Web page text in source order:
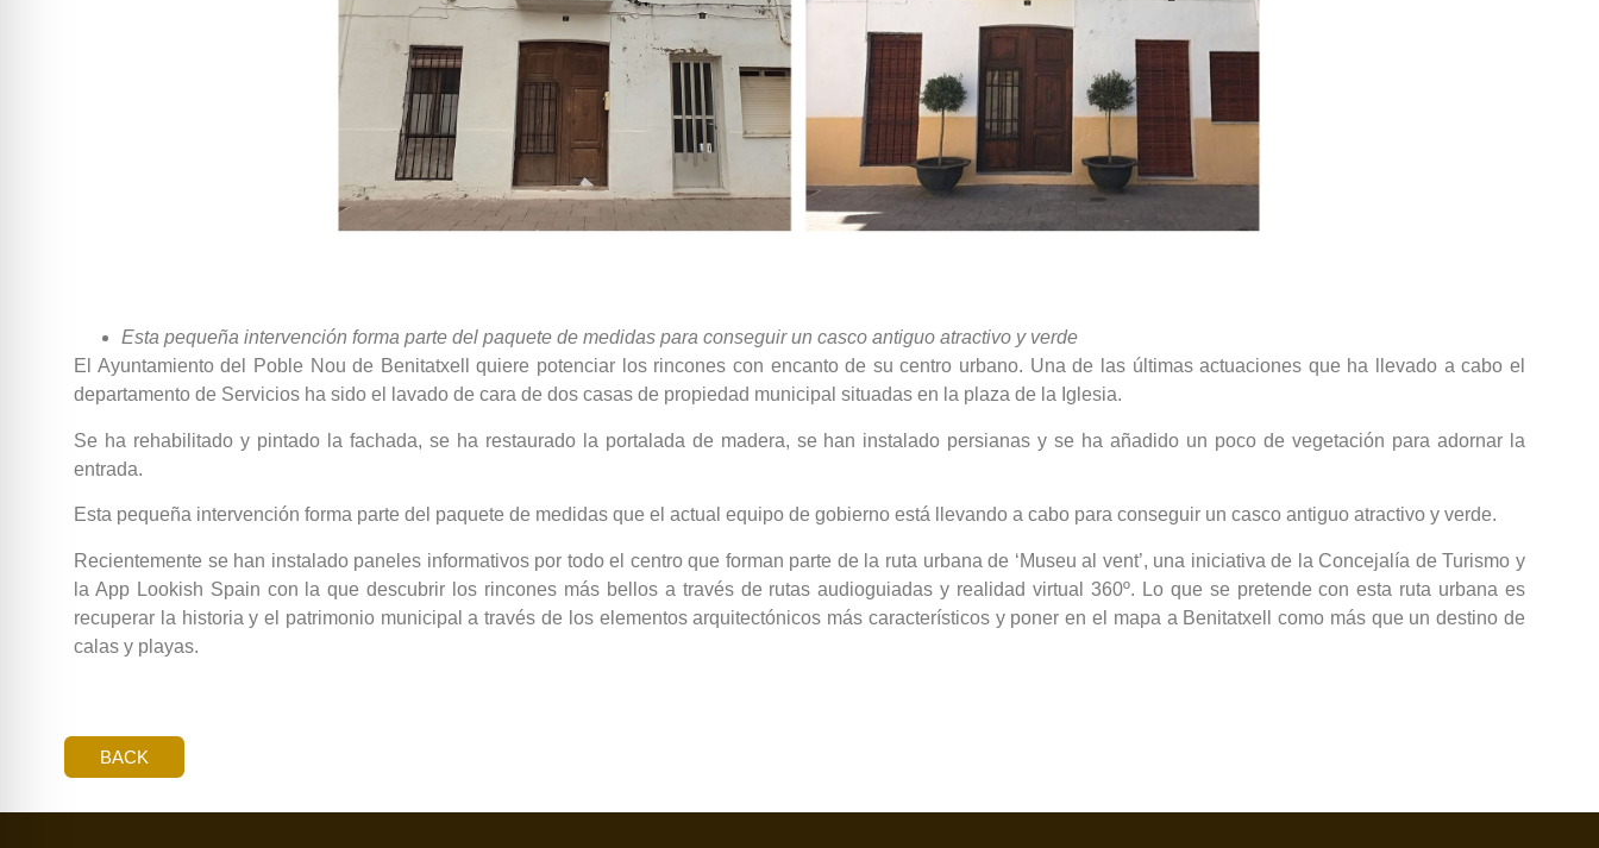
Esta pequeña intervención forma parte del paquete de medidas para conseguir un casco antiguo atractivo y verde
El Ayuntamiento del Poble Nou de Benitatxell quiere potenciar los rincones con encanto de su centro urbano. Una de las últimas actuaciones que ha llevado a cabo el
departamento de Servicios ha sido el lavado de cara de dos casas de propiedad municipal situadas en la plaza de la Iglesia.
Se ha rehabilitado y pintado la fachada, se ha restaurado la portalada de madera, se han instalado persianas y se ha añadido un poco de vegetación para adornar la
entrada.
Esta pequeña intervención forma parte del paquete de medidas que el actual equipo de gobierno está llevando a cabo para conseguir un casco antiguo atractivo y verde.
Recientemente se han instalado paneles informativos por todo el centro que forman parte de la ruta urbana de ‘Museu al vent’, una iniciativa de la Concejalía de Turismo y
la App Lookish Spain con la que descubrir los rincones más bellos a través de rutas audioguiadas y realidad virtual 360º. Lo que se pretende con esta ruta urbana es
recuperar la historia y el patrimonio municipal a través de los elementos arquitectónicos más característicos y poner en el mapa a Benitatxell como más que un destino de
calas y playas.
BACK